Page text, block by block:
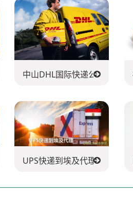
中山DHL国际快递公司
UPS快递到埃及代理